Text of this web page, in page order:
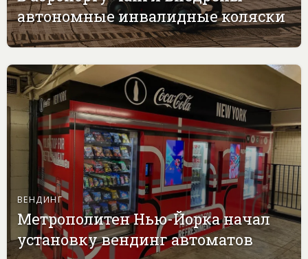
автономные инвалидные коляски
ВЕНДИНГ
Метрополитен Нью-Йорка начал
установку вендинг автоматов